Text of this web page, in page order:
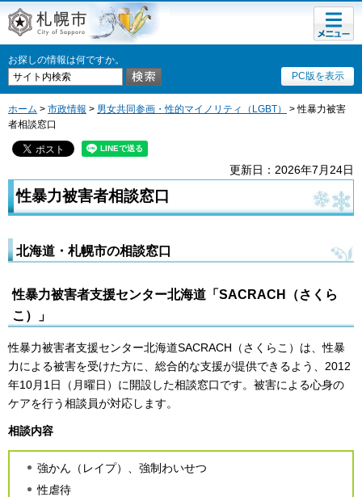
札幌市
お探しの情報は何ですか。
PC版を表示
メニュ
ー
ホーム > 市政情報 > 男女共同参画・性的マイノリティ（LGBT）
> 性暴力被害
者相談窓口
更新日：2026年7月24日
性暴力被害者相談窓口
北海道・札幌市の相談窓口
性暴力被害者支援センター北海道「SACRACH（さくら
こ）」
性暴力被害者支援センター北海道SACRACH（さくらこ）は、性暴
力による被害を受けた方に、総合的な支援が提供できるよう、2012
年10月1日（月曜日）に開設した相談窓口です。被害による心身の
ケアを行う相談員が対応します。
相談内容
強かん（レイプ）、強制わいせつ
性虐待